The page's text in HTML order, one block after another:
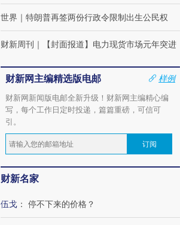
世界 ｜ 特朗普再签两份行政令限制出生公民权
财新周刊 ｜ 【封面报道】电力现货市场元年突进
财新网主编精选版电邮
样例
财新网新闻版电邮全新升级！财新网主编精心编
写，每个工作日定时投递，篇篇重磅，可信可
引。
订阅
财新名家
伍戈 ： 停不下来的价格？